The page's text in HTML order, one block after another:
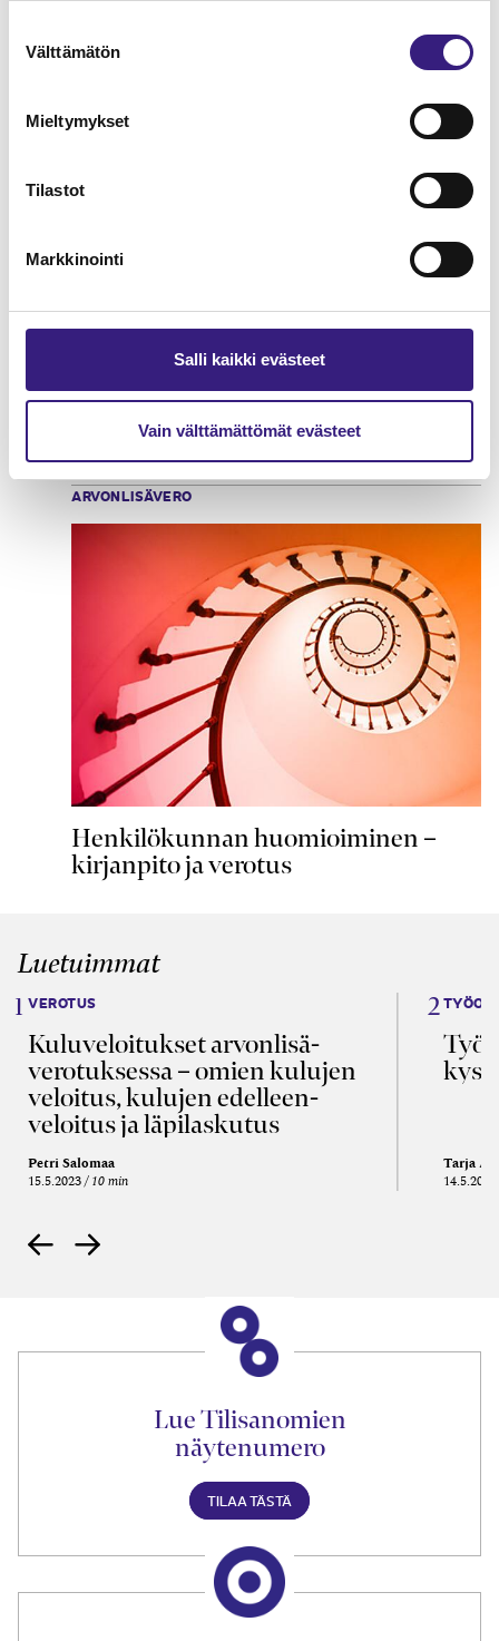
valinta
Välttämätön
Mieltymykset
Tilastot
Markkinointi
Salli kaikki evästeet
Vain välttämättömät evästeet
Verkkokauppa - kirjanpito ja
arvonlisäverotus
ARVONLISÄVERO
Matkailualan marginaaliverotus
ARVONLISÄVERO
Henkilökunnan huomioiminen –
kirjanpito ja verotus
Luetuimmat
VEROTUS
Kulu­veloitukset arvon­lisä­
verotuksessa – omien kulujen
veloitus, kulujen edelleen­
veloitus ja läpi­laskutus
Petri Salomaa
15.5.2023 10 min
Tarja
14.5.2021
Lue Tilisanomien
näytenumero
TILAA TÄSTÄ